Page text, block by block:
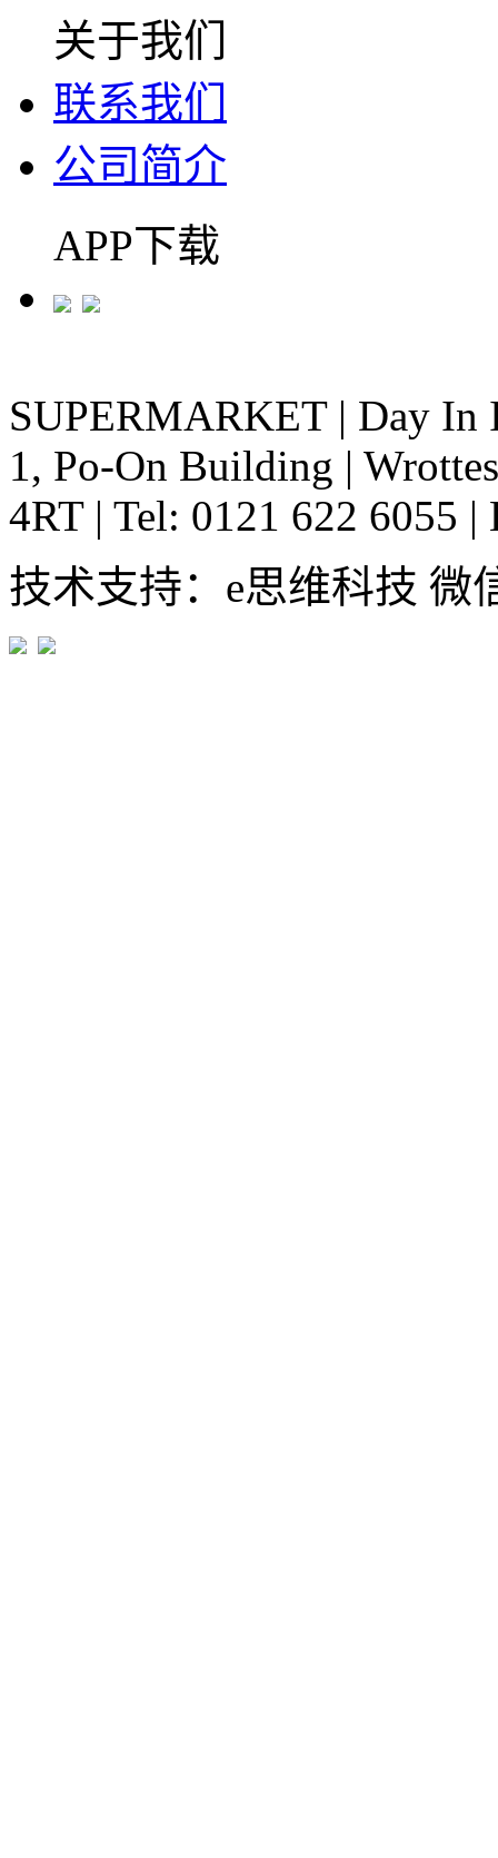
关于我们
联系我们
公司简介
APP下载
SUPERMARKET | Day In
1, Po-On Building |
4RT | Tel: 0121 622 6055 |
技术支持：e思维科技 微